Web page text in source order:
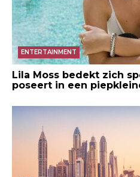
ENTERTAINMENT
Lila Moss bedekt zich
poseert in een